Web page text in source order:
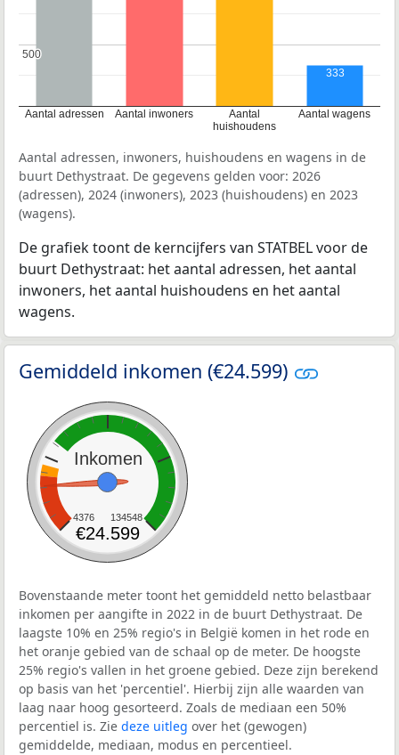
Aantal adressen Aantal inwoners
Aantal
huishoudens
Aantal wagens
500
500
333
Aantal adressen, inwoners, huishoudens en wagens in de
buurt Dethystraat. De gegevens gelden voor: 2026
(adressen), 2024 (inwoners), 2023 (huishoudens) en 2023
(wagens).
De grafiek toont de kerncijfers van STATBEL voor de
buurt Dethystraat: het aantal adressen, het aantal
inwoners, het aantal huishoudens en het aantal
wagens.
Gemiddeld inkomen (€24.599)
Inkomen
4376 134548
€24.599
Bovenstaande meter toont het gemiddeld netto belastbaar
inkomen per aangifte in 2022 in de buurt Dethystraat. De
laagste 10% en 25% regio's in België komen in het rode en
het oranje gebied van de schaal op de meter. De hoogste
25% regio's vallen in het groene gebied. Deze zijn berekend
op basis van het 'percentiel'. Hierbij zijn alle waarden van
laag naar hoog gesorteerd. Zoals de mediaan een 50%
percentiel is. Zie deze uitleg over het (gewogen)
gemiddelde, mediaan, modus en percentieel.